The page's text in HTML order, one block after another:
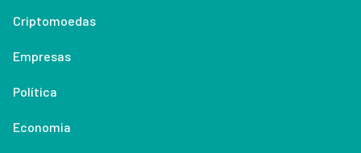
Criptomoedas
Empresas
Política
Economia